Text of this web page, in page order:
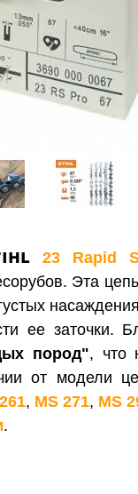
23 Rapid
Эта
ее заточки.
пород", что
от модели
, MS 271, MS
.